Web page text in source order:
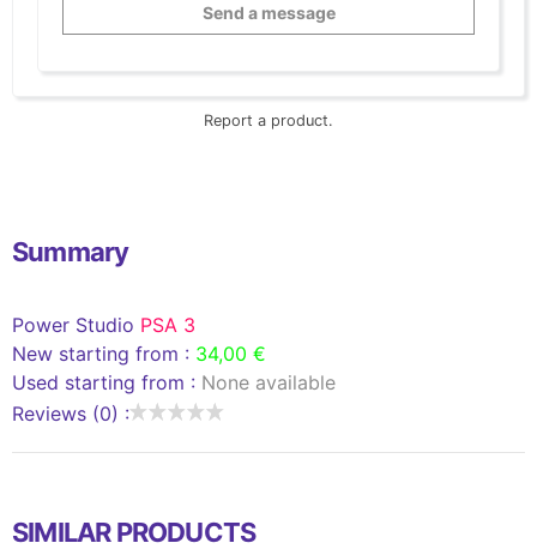
Send a message
Report a product.
Summary
Power Studio PSA 3
New starting from : 34,00 €
Used starting from : None available
Reviews (0) :
SIMILAR PRODUCTS